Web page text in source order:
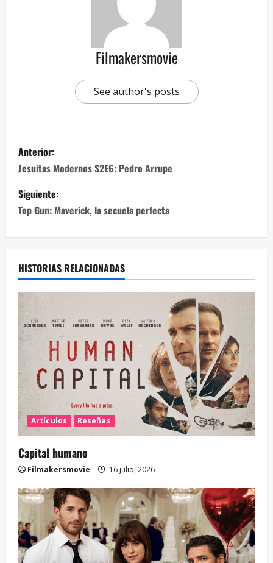
Filmakersmovie
See author's posts
Anterior:
Jesuitas Modernos S2E6: Pedro Arrupe
Siguiente:
Top Gun: Maverick, la secuela perfecta
HISTORIAS RELACIONADAS
Artículos Reseñas
Capital humano
Filmakersmovie 16 julio, 2026